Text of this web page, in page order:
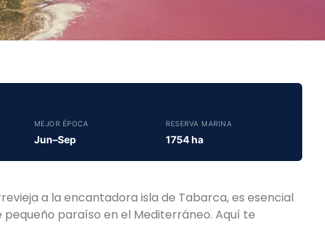
MEJOR ÉPOCA
Jun–Sep
RESERVA MARINA
1754 ha
a la encantadora isla de Tabarca, es esencial
paraíso en el Mediterráneo. Aquí te